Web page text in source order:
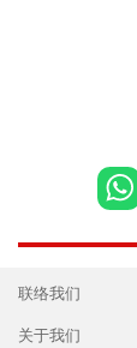
联络我们
关于我们